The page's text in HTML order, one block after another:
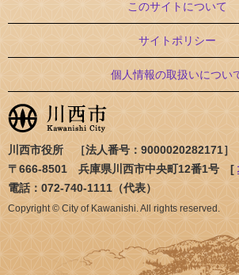
このサイトについて
サイトポリシー
個人情報の取扱いについ
川西市役所 ［法人番号：9000020282171］
〒666-8501 兵庫県川西市中央町12番1号 [
電話：072-740-1111（代表）
Copyright © City of Kawanishi. All rights reserved.